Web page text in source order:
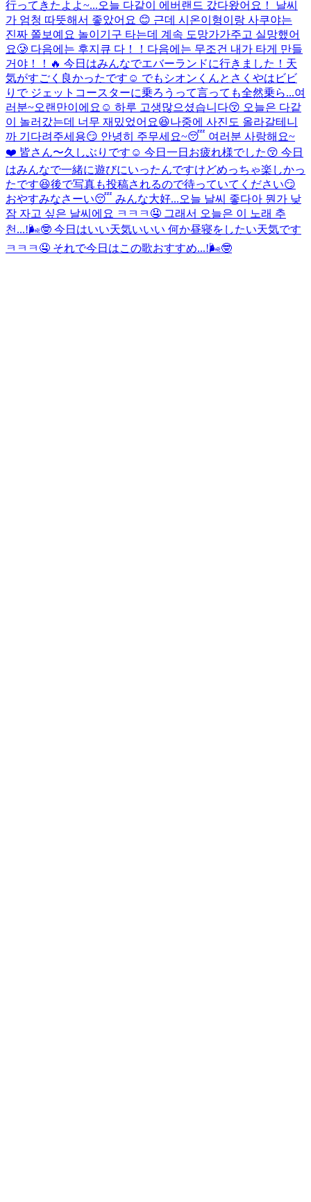
行ってきたよよ~...오늘 다같이 에버랜드 갔다왔어요！ 날씨
가 엄청 따뜻해서 좋았어요 😊 근데 시온이형이랑 사쿠야는
진짜 쫄보예요 놀이기구 타는데 계속 도망가가주고 실망했어
요🥲 다음에는 후지큐 다！！다음에는 무조건 내가 타게 만들
거야！！🔥 今日はみんなでエバーランドに行きました！天
気がすごく良かったです☺️ でもシオンくんとさくやはビビ
りで ジェットコースターに乗ろうって言っても全然乗ら...여
러분~오랜만이에요☺️ 하루 고생많으셨습니다😚 오늘은 다같
이 놀러갔는데 너무 재밌었어요😆나중에 사진도 올라갈테니
까 기다려주세용😏 안녕히 주무세요~😴 여러분 사랑해요~
❤️ 皆さん〜久しぶりです☺️ 今日一日お疲れ様でした😚 今日
はみんなで一緒に遊びにいったんですけどめっちゃ楽しかっ
たです😆後で写真も投稿されるので待っていてください😏
おやすみなさーい😴 みんな大好...오늘 날씨 좋다아 뭔가 낮
잠 자고 싶은 날씨에요 ㅋㅋㅋ🤤 그래서 오늘은 이 노래 추
천...!🌬️🤓 今日はいい天気いいい 何か昼寝をしたい天気です
ㅋㅋㅋ🤤 それで今日はこの歌おすすめ...!🌬🤓